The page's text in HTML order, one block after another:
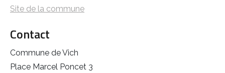
Site de la commune
Contact
Commune de Vich
Place Marcel Poncet 3